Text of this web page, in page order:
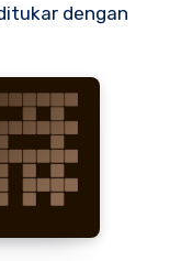
dengan